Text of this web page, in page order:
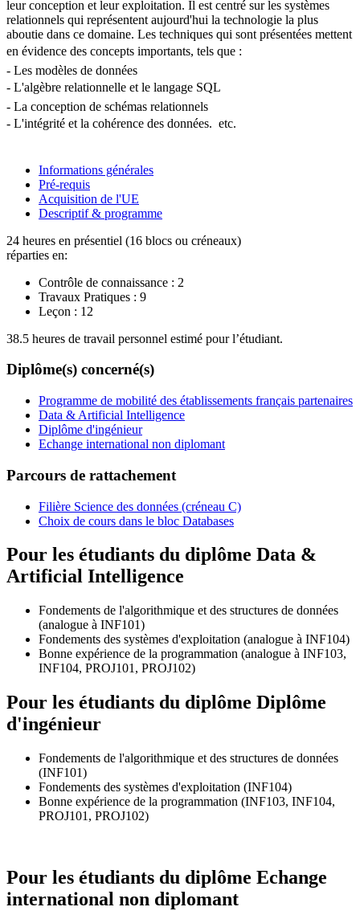
leur conception et leur exploitation. Il est centré sur les systèmes
relationnels qui représentent aujourd'hui la technologie la plus
aboutie dans ce domaine. Les techniques qui sont présentées mettent
en évidence des concepts importants, tels que : 
- Les modèles de données
- L'algèbre relationnelle et le langage SQL 
- La conception de schémas relationnels
- L'intégrité et la cohérence des données.  etc.
Informations générales
Pré-requis
Acquisition de l'UE
Descriptif & programme
24 heures en présentiel (16 blocs ou créneaux)
réparties en:
Contrôle de connaissance : 2
Travaux Pratiques : 9
Leçon : 12
38.5 heures de travail personnel estimé pour l’étudiant.
Diplôme(s) concerné(s)
Programme de mobilité des établissements français partenaires
Data & Artificial Intelligence
Diplôme d'ingénieur
Echange international non diplomant
Parcours de rattachement
Filière Science des données (créneau C)
Choix de cours dans le bloc Databases
Pour les étudiants du diplôme Data &
Artificial Intelligence
Fondements de l'algorithmique et des structures de données
(analogue à INF101)
Fondements des systèmes d'exploitation (analogue à INF104)
Bonne expérience de la programmation (analogue à INF103,
INF104, PROJ101, PROJ102)
Pour les étudiants du diplôme Diplôme
d'ingénieur
Fondements de l'algorithmique et des structures de données
(INF101)
Fondements des systèmes d'exploitation (INF104)
Bonne expérience de la programmation (INF103, INF104,
PROJ101, PROJ102)
Pour les étudiants du diplôme Echange
international non diplomant